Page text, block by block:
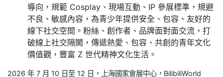
導向，規範 Cosplay、現場互動、IP 參展標準，規避
不良、敏感內容，為青少年提供安全、包容、友好的
線下社交空間。粉絲、創作者、品牌面對面交流，打
破線上社交隔閡，傳遞熱愛、包容、共創的青年文化
價值觀，豐富 Z 世代精神文化生活。
2026 年 7 月 10 日至 12 日，上海國家會展中心，BilibiliWorld